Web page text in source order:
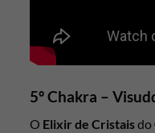
5º Chakra –
O Elixir de Cristaisdo